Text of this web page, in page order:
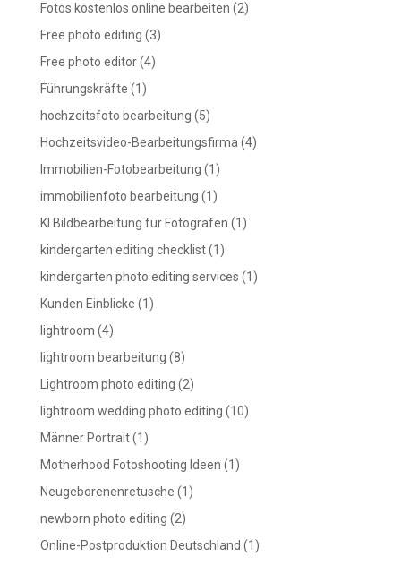
Fotos kostenlos online bearbeiten (2)
Free photo editing (3)
Free photo editor(4)
Führungskräfte (1)
hochzeitsfoto bearbeitung (5)
Hochzeitsvideo-Bearbeitungsfirma (4)
Immobilien-Fotobearbeitung (1)
immobilienfoto bearbeitung (1)
KI Bildbearbeitung für Fotografen (1)
kindergarten editing checklist(1)
kindergarten photo editing services (1)
Kunden Einblicke (1)
lightroom (4)
lightroom bearbeitung (8)
Lightroom photo editing (2)
lightroom wedding photo editing (10)
Männer Portrait(1)
Motherhood Fotoshooting Ideen (1)
Neugeborenenretusche (1)
newborn photo editing (2)
Online-Postproduktion Deutschland (1)